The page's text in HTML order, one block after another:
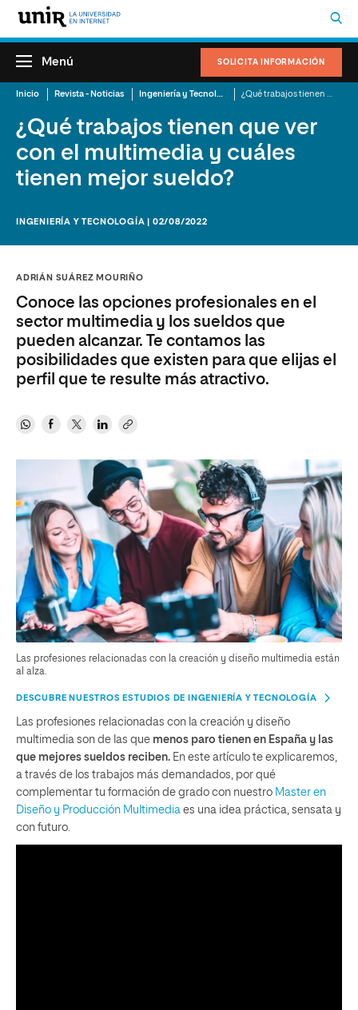
SOLICITA INFORMACIÓN
Menú
Inicio Revista - Noticias Ingeniería y Tecnología
¿Qué trabajos tienen que ver
con el multimedia y cuáles
tienen mejor sueldo?
INGENIERÍA Y TECNOLOGÍA | 02/08/2022
ADRIÁN SUÁREZ MOURIÑO
Conoce las opciones profesionales en el
sector multimedia y los sueldos que
pueden alcanzar. Te contamos las
posibilidades que existen para que elijas el
perfil que te resulte más atractivo.
Las profesiones relacionadas con la creación y diseño multimedia están
al alza.
DESCUBRE NUESTROS ESTUDIOS DE INGENIERÍA Y TECNOLOGÍA
Las profesiones relacionadas con la creación y diseño
multimedia son de las que menos paro tienen en España y las
que mejores sueldos reciben. En este artículo te explicaremos,
a través de los trabajos más demandados, por qué
complementar tu formación de grado con nuestro Master en
Diseño y Producción Multimedia es una idea práctica, sensata y
con futuro.